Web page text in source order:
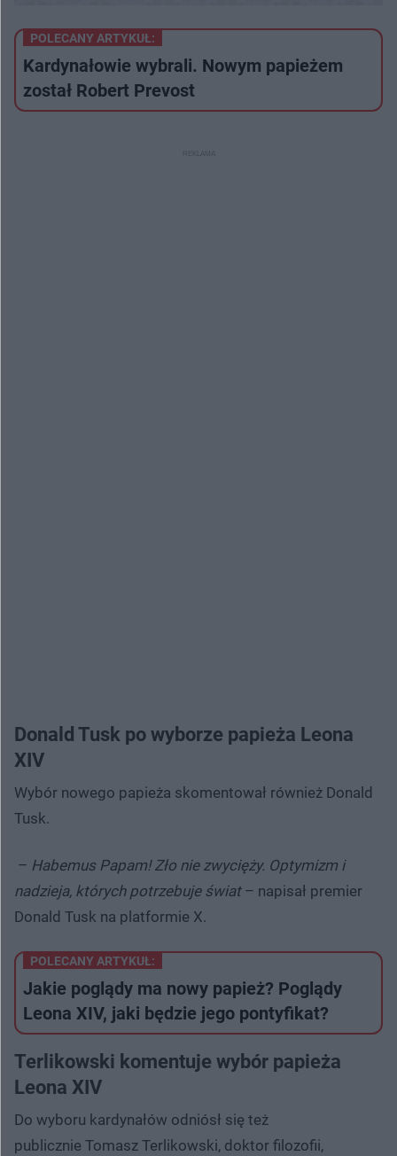
POLECANY ARTYKUŁ:
Kardynałowie wybrali. Nowym papieżem
został Robert Prevost
Donald Tusk po wyborze papieża Leona
XIV
Wybór nowego papieża skomentował również Donald
Tusk.
– Habemus Papam! Zło nie zwycięży. Optymizm i
nadzieja, których potrzebuje świat– napisał premier
Donald Tusk na platformie X.
POLECANY ARTYKUŁ:
Jakie poglądy ma nowy papież? Poglądy
Leona XIV, jaki będzie jego pontyfikat?
Terlikowski komentuje wybór papieża
Leona XIV
Do wyboru kardynałów odniósł się też
publicznie Tomasz Terlikowski, doktor filozofii,